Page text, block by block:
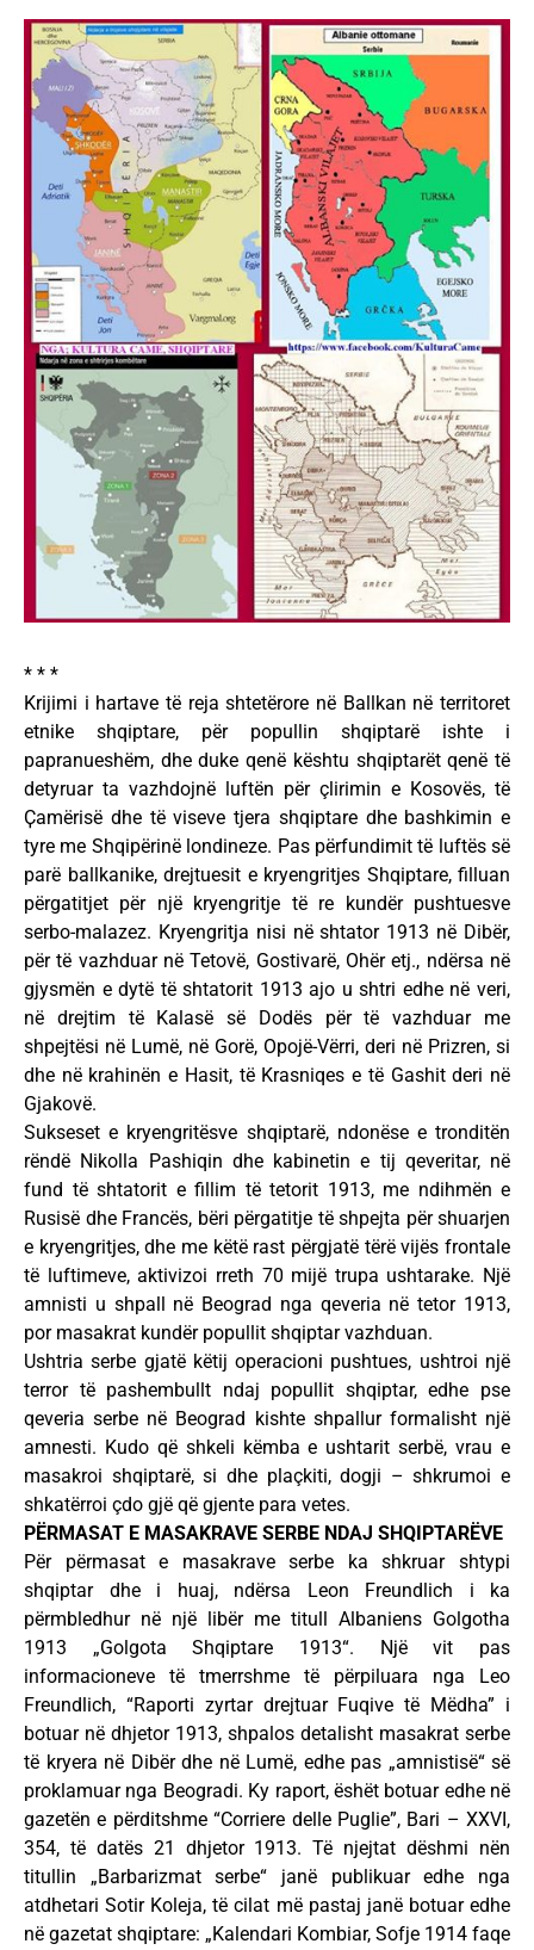
* * *
Krijimi i hartave të reja shtetërore në Ballkan në territoret
etnike shqiptare, për popullin shqiptarë ishte i
papranueshëm, dhe duke qenë kështu shqiptarët qenë të
detyruar ta vazhdojnë luftën për çlirimin e Kosovës, të
Ҫamërisë dhe të viseve tjera shqiptare dhe bashkimin e
tyre me Shqipërinë londineze. Pas përfundimit të luftës së
parë ballkanike, drejtuesit e kryengritjes Shqiptare, filluan
përgatitjet për një kryengritje të re kundër pushtuesve
serbo-malazez. Kryengritja nisi në shtator 1913 në Dibër,
për të vazhduar në Tetovë, Gostivarë, Ohër etj., ndërsa në
gjysmën e dytë të shtatorit 1913 ajo u shtri edhe në veri,
në drejtim të Kalasë së Dodës për të vazhduar me
shpejtësi në Lumë, në Gorë, Opojë-Vërri, deri në Prizren, si
dhe në krahinën e Hasit, të Krasniqes e të Gashit deri në
Gjakovë.
Sukseset e kryengritësve shqiptarë, ndonëse e tronditën
rëndë Nikolla Pashiqin dhe kabinetin e tij qeveritar, në
fund të shtatorit e fillim të tetorit 1913, me ndihmën e
Rusisë dhe Francës, bëri përgatitje të shpejta për shuarjen
e kryengritjes, dhe me këtë rast përgjatë tërë vijës frontale
të luftimeve, aktivizoi rreth 70 mijë trupa ushtarake. Një
amnisti u shpall në Beograd nga qeveria në tetor 1913,
por masakrat kundër popullit shqiptar vazhduan.
Ushtria serbe gjatë këtij operacioni pushtues, ushtroi një
terror të pashembullt ndaj popullit shqiptar, edhe pse
qeveria serbe në Beograd kishte shpallur formalisht një
amnesti. Kudo që shkeli këmba e ushtarit serbë, vrau e
masakroi shqiptarë, si dhe plaçkiti, dogji – shkrumoi e
shkatërroi çdo gjë që gjente para vetes.
PËRMASAT E MASAKRAVE SERBE NDAJ SHQIPTARËVE
Për përmasat e masakrave serbe ka shkruar shtypi
shqiptar dhe i huaj, ndërsa Leon Freundlich i ka
përmbledhur në një libër me titull Albaniens Golgotha
1913 „Golgota Shqiptare 1913“. Një vit pas
informacioneve të tmerrshme të përpiluara nga Leo
Freundlich, “Raporti zyrtar drejtuar Fuqive të Mëdha” i
botuar në dhjetor 1913, shpalos detalisht masakrat serbe
të kryera në Dibër dhe në Lumë, edhe pas „amnistisë“ së
proklamuar nga Beogradi. Ky raport, ëshët botuar edhe në
gazetën e përditshme “Corriere delle Puglie”, Bari – XXVI,
354, të datës 21 dhjetor 1913. Të njejtat dëshmi nën
titullin „Barbarizmat serbe“ janë publikuar edhe nga
atdhetari Sotir Koleja, të cilat më pastaj janë botuar edhe
në gazetat shqiptare: „Kalendari Kombiar, Sofje 1914 faqe